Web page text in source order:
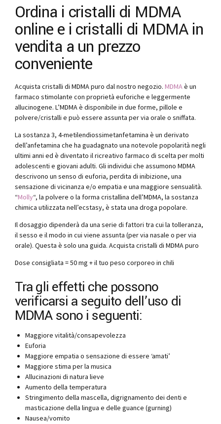
Ordina i cristalli di MDMA
online e i cristalli di MDMA in
vendita a un prezzo
conveniente
Acquista cristalli di MDMA puro dal nostro negozio. MDMAè un
farmaco stimolante con proprietà euforiche e leggermente
allucinogene. L’MDMA è disponibile in due forme, pillole e
polvere/cristalli e può essere assunta per via orale o sniffata.
La sostanza 3, 4-metilendiossimetanfetamina è un derivato
dell’anfetamina che ha guadagnato una notevole popolarità negli
ultimi anni ed è diventato il ricreativo farmaco di scelta per molti
adolescenti e giovani adulti. Gli individui che assumono MDMA
descrivono un senso di euforia, perdita di inibizione, una
sensazione di vicinanza e/o empatia e una maggiore sensualità.
“Molly“, la polvere o la forma cristallina dell’MDMA, la sostanza
chimica utilizzata nell’ecstasy, è stata una droga popolare.
Il dosaggio dipenderà da una serie di fattori tra cui la tolleranza,
il sesso e il modo in cui viene assunta (per via nasale o per via
orale). Questa è solo una guida. Acquista cristalli di MDMA puro
Dose consigliata = 50 mg + il tuo peso corporeo in chili
Tra gli effetti che possono
verificarsi a seguito dell’uso di
MDMA sono i seguenti:
Maggiore vitalità/consapevolezza
Euforia
Maggiore empatia o sensazione di essere ‘amati’
Maggiore stima per la musica
Allucinazioni di natura lieve
Aumento della temperatura
Stringimento della mascella, digrignamento dei denti e
masticazione della lingua e delle guance (gurning)
Nausea/vomito